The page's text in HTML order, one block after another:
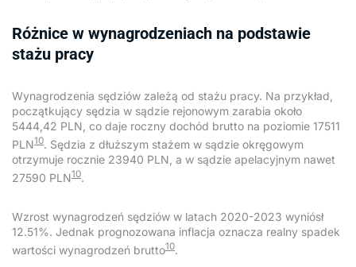
Różnice w wynagrodzeniach na podstawie
stażu pracy
Wynagrodzenia sędziów zależą od stażu pracy. Na przykład,
początkujący sędzia w sądzie rejonowym zarabia około
5444,42 PLN, co daje roczny dochód brutto na poziomie 17511
PLN10. Sędzia z dłuższym stażem w sądzie okręgowym
otrzymuje rocznie 23940 PLN, a w sądzie apelacyjnym nawet
27590 PLN10.
Wzrost wynagrodzeń sędziów w latach 2020-2023 wyniósł
12.51%. Jednak prognozowana inflacja oznacza realny spadek
wartości wynagrodzeń brutto10